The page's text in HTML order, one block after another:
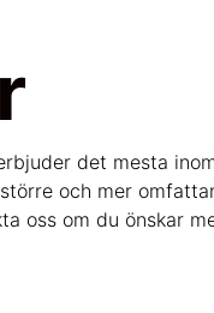
det mesta
och mer
oss om du önskar